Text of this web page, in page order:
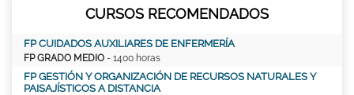
CURSOS RECOMENDADOS
FP CUIDADOS AUXILIARES DE ENFERMERÍA
FP GRADO MEDIO - 1400 horas
FP GESTIÓN Y ORGANIZACIÓN DE RECURSOS NATURALES Y
PAISAJÍSTICOS A DISTANCIA